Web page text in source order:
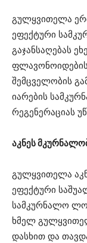
გულყვითელა
ეფექტური
გაჯანსაღებას
შემცველობის
იარების
რეგენერაციას
აკნეს
გულყვითელა
ეფექტური
სამკურნალო
ხმელ
დასხით და